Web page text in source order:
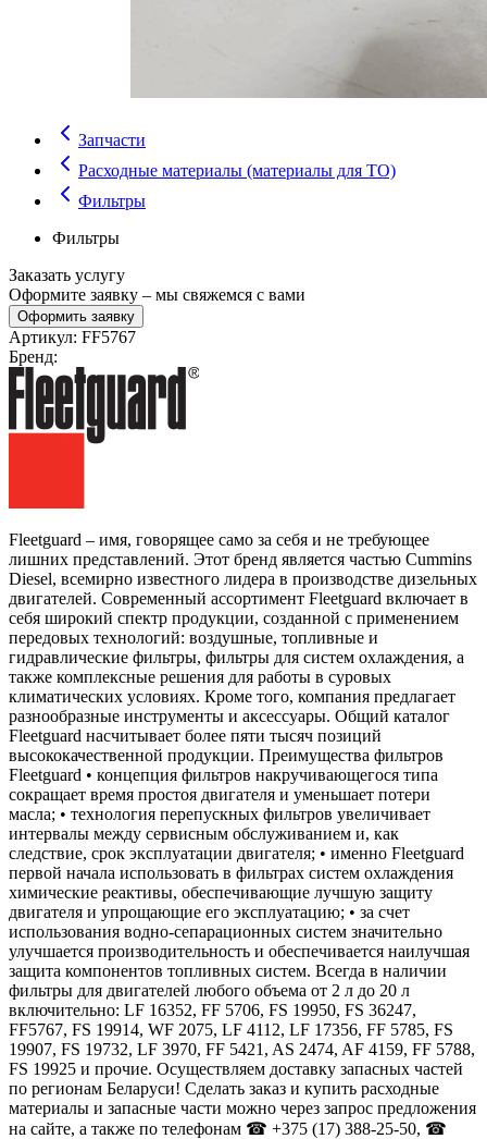
Запчасти
Расходные материалы (материалы для ТО)
Фильтры
Фильтры
Заказать услугу
Оформите заявку – мы свяжемся с вами
Оформить заявку
Артикул: FF5767
Бренд:
Fleetguard – имя, говорящее само за себя и не требующее
лишних представлений. Этот бренд является частью Cummins
Diesel, всемирно известного лидера в производстве дизельных
двигателей. Современный ассортимент Fleetguard включает в
себя широкий спектр продукции, созданной с применением
передовых технологий: воздушные, топливные и
гидравлические фильтры, фильтры для систем охлаждения, а
также комплексные решения для работы в суровых
климатических условиях. Кроме того, компания предлагает
разнообразные инструменты и аксессуары. Общий каталог
Fleetguard насчитывает более пяти тысяч позиций
высококачественной продукции. Преимущества фильтров
Fleetguard • концепция фильтров накручивающегося типа
сокращает время простоя двигателя и уменьшает потери
масла; • технология перепускных фильтров увеличивает
интервалы между сервисным обслуживанием и, как
следствие, срок эксплуатации двигателя; • именно Fleetguard
первой начала использовать в фильтрах систем охлаждения
химические реактивы, обеспечивающие лучшую защиту
двигателя и упрощающие его эксплуатацию; • за счет
использования водно-сепарационных систем значительно
улучшается производительность и обеспечивается наилучшая
защита компонентов топливных систем. Всегда в наличии
фильтры для двигателей любого объема от 2 л до 20 л
включительно: LF 16352, FF 5706, FS 19950, FS 36247,
FF5767, FS 19914, WF 2075, LF 4112, LF 17356, FF 5785, FS
19907, FS 19732, LF 3970, FF 5421, AS 2474, AF 4159, FF 5788,
FS 19925 и прочие. Осуществляем доставку запасных частей
по регионам Беларуси! Сделать заказ и купить расходные
материалы и запасные части можно через запрос предложения
на сайте, а также по телефонам ☎ +375 (17) 388-25-50, ☎